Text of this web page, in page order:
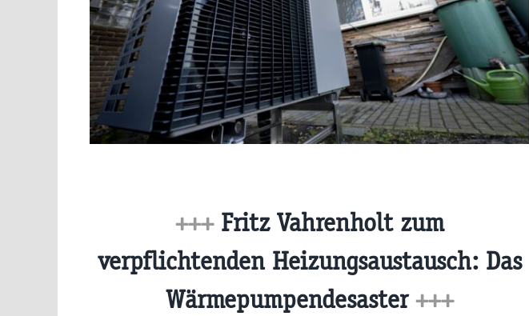
+++Fritz Vahrenholt zum
verpflichtenden Heizungsaustausch: Das
Wärmepumpendesaster+++